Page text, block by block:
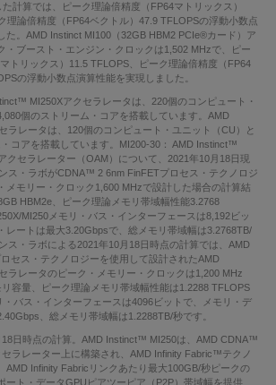
計算では、ピーク理論倍精度（FP64マトリックス）
理論倍精度（FP64ベクトル）47.9 TFLOPSの浮動小数点
た。AMD Instinct MI100（32GB HBM2 PCIe®カード）ア
・ブースト・エンジン・クロックは1,502 MHzで、ピー
トリックス）11.5 TFLOPS、ピーク理論倍精度（FP64
の浮動小数点演算性能を実現しました。
MI250Xアクセラレータは、220個のコンピュート・
個のストリーム・コアを搭載しています。AMD
ラレータは、120個のコンピュート・ユニット（CU）と
コアを搭載しています。MI200-30： AMD Instinct™
クセラレーター（OAM）について、2021年10月18日現
ス・ラボがCDNA™ 2 6nm FinFETプロセス・テクノロジ
メモリー・クロック1,600 MHzで設計した場合の計算結
HBM2e、ピーク理論メモリ帯域幅性能3.2768
MI250メモリ・バス・インターフェースは8,192ビッ
レートは最大3.20Gbpsで、総メモリ帯域幅は3.2768TB/
ス・ラボによる2021年10月18日時点の計算では、AMD
セス・テクノロジーを使用して設計されたAMD
ラレータのピーク・メモリー・クロックは1,200 MHz
容量、ピーク理論メモリ帯域幅性能は1.2288 TFLOPS
・バス・インターフェースは4096ビットで、メモリ・デ
、総メモリ帯域幅は1.2288TB/秒です。
18日時点の計算。AMD Instinct™ MI250は、AMD CDNA™
ラレーター上に構築され、AMD Infinity Fabric™テクノ
AMD Infinity Fabricリンクあたり最大100GB/秒ピークの
ート・データGPUピアツーピア（P2P）帯域幅を提供